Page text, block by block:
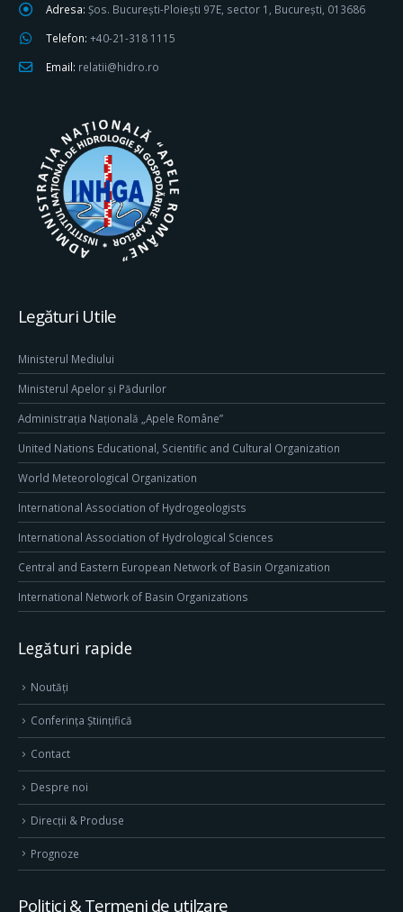
Adresa: Șos. București-Ploiești 97E, sector 1, București, 013686
Telefon: +40-21-318 1115
Email: relatii@hidro.ro
Legături Utile
Ministerul Mediului
Ministerul Apelor și Pădurilor
Administrația Națională „Apele Române”
United Nations Educational, Scientific and Cultural Organization
World Meteorological Organization
International Association of Hydrogeologists
International Association of Hydrological Sciences
Central and Eastern European Network of Basin Organization
International Network of Basin Organizations
Legături rapide
Noutăți
Conferința Științifică
Contact
Despre noi
Direcţii & Produse
Prognoze
Politici & Termeni de utilzare